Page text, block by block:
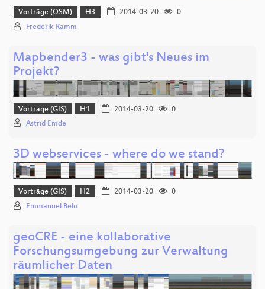
Vorträge (OSM) H3 2014-03-20
0
Frederik Ramm
Mapbender3 - was gibt's Neues im
Projekt?
Vorträge (GIS) H1 2014-03-20
0
Astrid Emde
3D webservices - where do we stand?
Vorträge (GIS) H2 2014-03-20
0
Emmanuel Belo
geoCRE - eine kollaborative
Forschungsumgebung zur Verwaltung
räumlicher Daten